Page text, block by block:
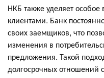
НКБ также уделяет
клиентами. Банк
своих заемщиков, что
изменения в
предложения. Такой
долгосрочных отношений